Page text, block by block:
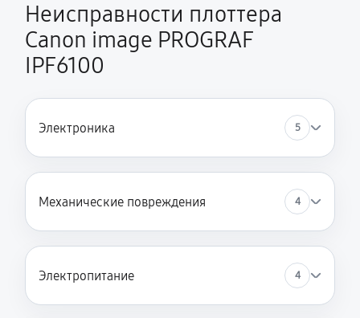
Неисправности плоттера
Canon image PROGRAF
IPF6100
Электроника 5
Механические повреждения 4
Электропитание 4